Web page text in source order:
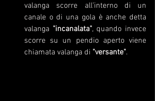
valanga scorre all’interno di un
canale o di una gola è anche detta
valanga "incanalata", quando invece
scorre su un pendio aperto viene
chiamata valanga di "versante".